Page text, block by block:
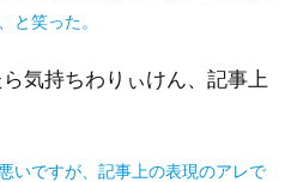
と笑った。
気持ちわりぃけん、記事上
いですが、記事上の表現のアレで